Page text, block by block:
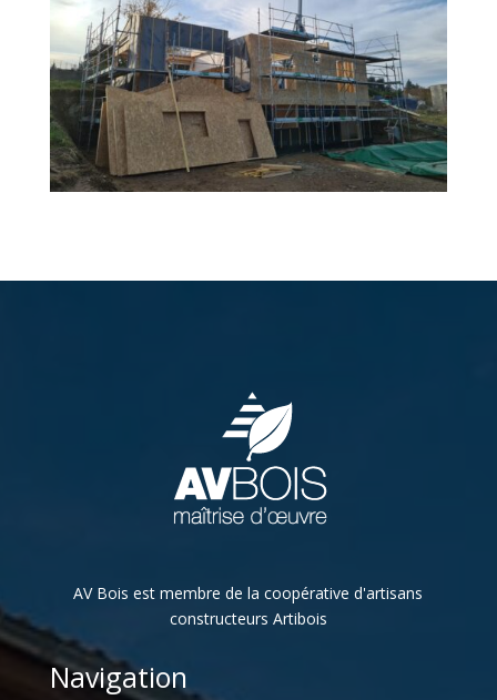
AV Bois est membre de la coopérative d'artisans
constructeurs Artibois
Navigation